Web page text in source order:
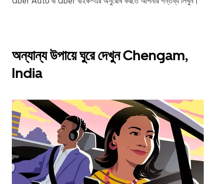
অন্যান্য উপায়ে ঘুরে দেখুন Chengam,
India